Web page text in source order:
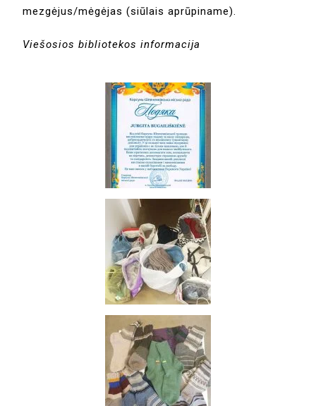
mezgėjus/mėgėjas (siūlais aprūpiname).
Viešosios bibliotekos informacija